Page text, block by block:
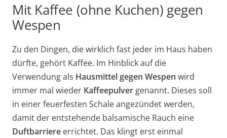
Mit Kaffee (ohne Kuchen) gegen
Wespen
Zu den Dingen, die wirklich fast jeder im Haus haben
dürfte, gehört Kaffee. Im Hinblick auf die
Verwendung als Hausmittel gegen Wespen wird
immer mal wieder Kaffeepulver genannt. Dieses soll
in einer feuerfesten Schale angezündet werden,
damit der entstehende balsamische Rauch eine
Duftbarriere errichtet. Das klingt erst einmal